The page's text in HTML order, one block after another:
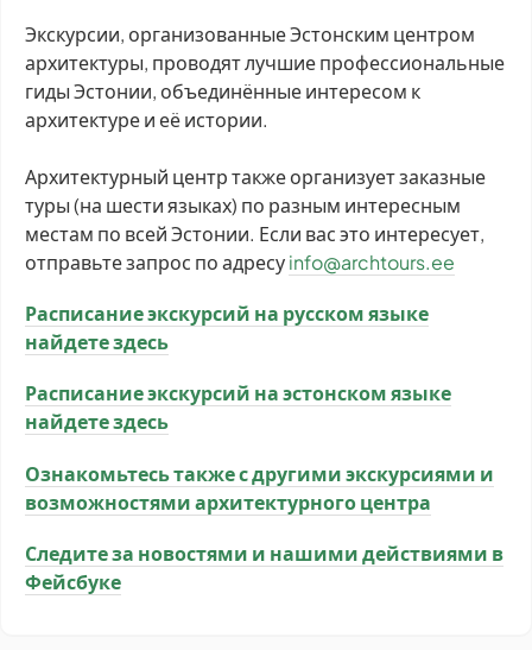
Экскурсии, организованные Эстонским центром
архитектуры, проводят лучшие профессиональные
гиды Эстонии, объединённые интересом к
архитектуре и её истории.
Архитектурный центр также организует заказные
туры (на шести языках) по разным интересным
местам по всей Эстонии. Если вас это интересует,
отправьте запрос по адресуinfo@archtours.ee
Расписание экскурсий на русском языке
найдете здесь
Расписание экскурсий на эстонском языке
найдете здесь
Ознакомьтесь также с другими экскурсиями и
возможностями архитектурного центра
Следите за новостями и нашими действиями в
Фейсбуке